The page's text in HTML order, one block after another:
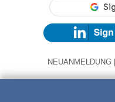
NEUANMELDUNG |